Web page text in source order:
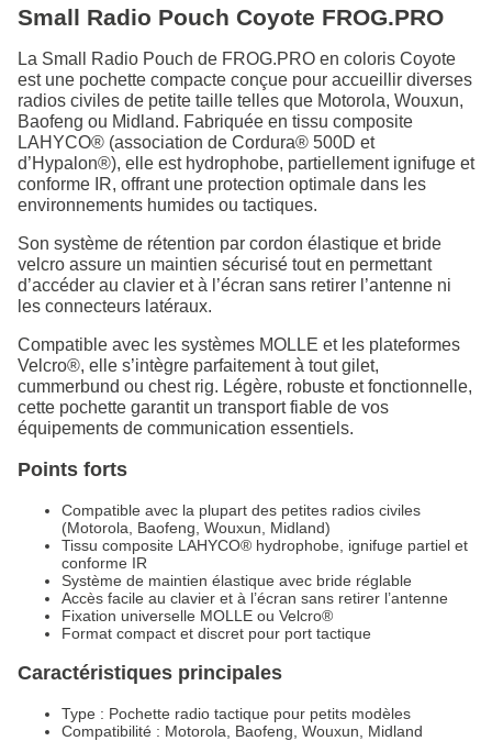
Small Radio Pouch Coyote FROG.PRO
La Small Radio Pouch de FROG.PRO en coloris Coyote
est une pochette compacte conçue pour accueillir diverses
radios civiles de petite taille telles que Motorola, Wouxun,
Baofeng ou Midland. Fabriquée en tissu composite
LAHYCO® (association de Cordura® 500D et
d’Hypalon®), elle est hydrophobe, partiellement ignifuge et
conforme IR, offrant une protection optimale dans les
environnements humides ou tactiques.
Son système de rétention par cordon élastique et bride
velcro assure un maintien sécurisé tout en permettant
d’accéder au clavier et à l’écran sans retirer l’antenne ni
les connecteurs latéraux.
Compatible avec les systèmes MOLLE et les plateformes
Velcro®, elle s’intègre parfaitement à tout gilet,
cummerbund ou chest rig. Légère, robuste et fonctionnelle,
cette pochette garantit un transport fiable de vos
équipements de communication essentiels.
Points forts
Compatible avec la plupart des petites radios civiles
(Motorola, Baofeng, Wouxun, Midland)
Tissu composite LAHYCO® hydrophobe, ignifuge partiel et
conforme IR
Système de maintien élastique avec bride réglable
Accès facile au clavier et à l’écran sans retirer l’antenne
Fixation universelle MOLLE ou Velcro®
Format compact et discret pour port tactique
Caractéristiques principales
Type : Pochette radio tactique pour petits modèles
Compatibilité : Motorola, Baofeng, Wouxun, Midland